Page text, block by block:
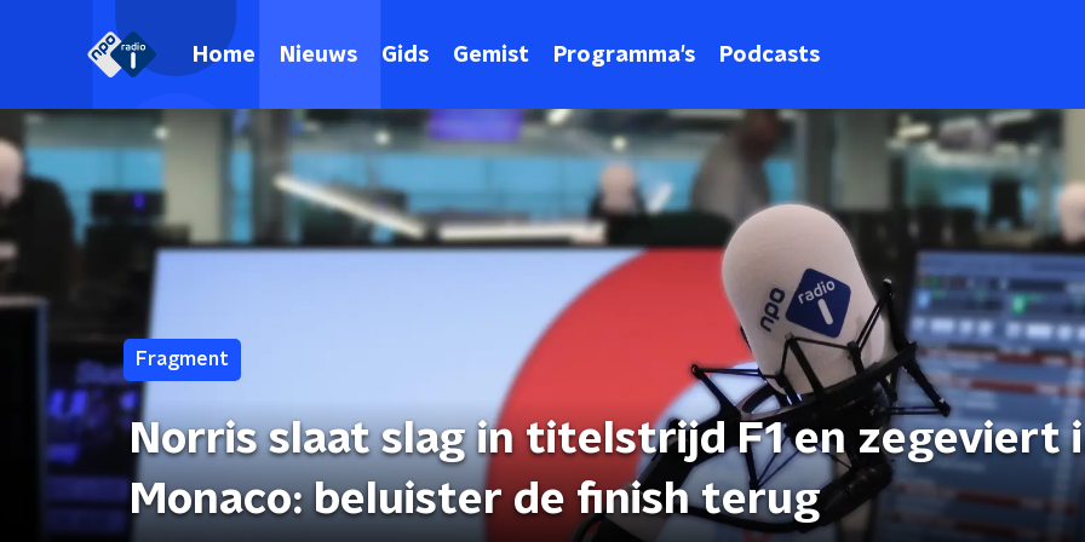
Home Nieuws Gids Gemist Programma's Podcasts
Fragment
Norris slaat slag in titelstrijd F1 en zegeviert
Monaco: beluister de finish terug